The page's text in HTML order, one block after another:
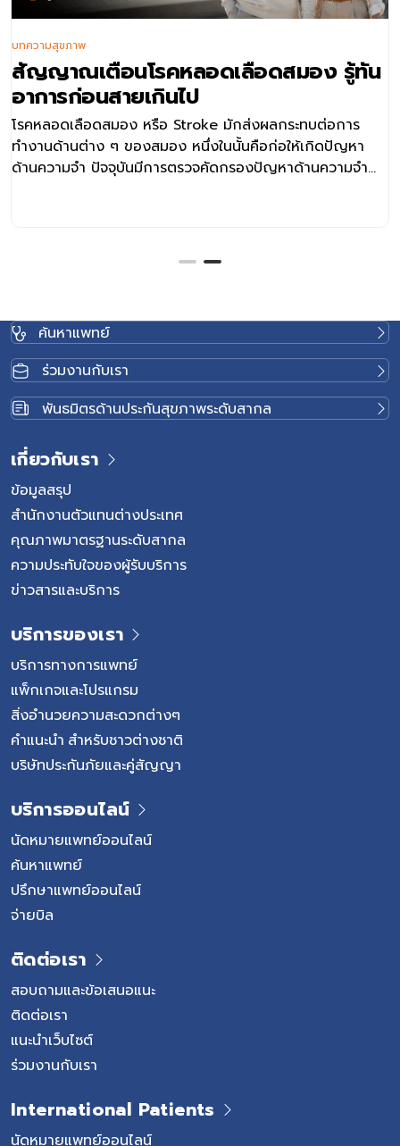
สัญญาณเตือนโรคหลอดเลือดสมอง รู้ทัน
อาการก่อนสายเกินไป
โรคหลอดเลือดสมอง หรือ Stroke มักส่งผลกระทบต่อการ
ทำงานด้านต่าง ๆ ของสมอง หนึ่งในนั้นคือก่อให้เกิดปัญหา
ด้านความจำ ปัจจุบันมีการตรวจคัดกรองปัญหาด้านความจำ
บทความสุขภาพ
ค้นหาแพทย์
ร่วมงานกับเรา
พันธมิตรด้านประกันสุขภาพระดับสากล
เกี่ยวกับเรา
ข้อมูลสรุป
สำนักงานตัวแทนต่างประเทศ
คุณภาพมาตรฐานระดับสากล
ความประทับใจของผู้รับบริการ
ข่าวสารและบริการ
บริการของเรา
บริการทางการแพทย์
แพ็กเกจและโปรแกรม
สิ่งอำนวยความสะดวกต่างๆ
คำแนะนำ สำหรับชาวต่างชาติ
บริษัทประกันภัยและคู่สัญญา
บริการออนไลน์
นัดหมายแพทย์ออนไลน์
ค้นหาแพทย์
ปรึกษาแพทย์ออนไลน์
จ่ายบิล
ติดต่อเรา
สอบถามและข้อเสนอแนะ
ติดต่อเรา
แนะนำเว็บไซต์
ร่วมงานกับเรา
International Patients
นัดหมายแพทย์ออนไลน์